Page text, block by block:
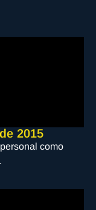
2015
como